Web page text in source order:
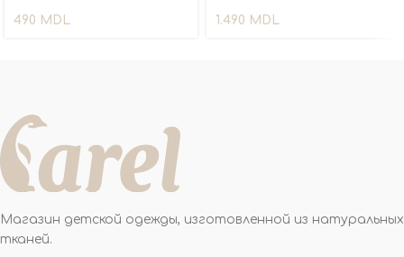
490 MDL 1.490 MDL
Магазин детской одежды, изготовленной из натуральных
тканей.